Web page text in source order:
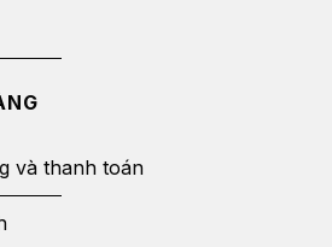
và thanh toán